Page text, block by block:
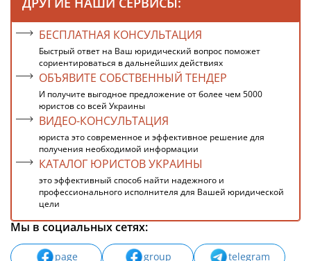
БЕСПЛАТНАЯ КОНСУЛЬТАЦИЯ
Быстрый ответ на Ваш юридический вопрос поможет
сориентироваться в дальнейших действиях
ОБЪЯВИТЕ СОБСТВЕННЫЙ ТЕНДЕР
И получите выгодное предложение от более чем 5000
юристов со всей Украины
ВИДЕО-КОНСУЛЬТАЦИЯ
юриста это современное и эффективное решение для
получения необходимой информации
КАТАЛОГ ЮРИСТОВ УКРАИНЫ
это эффективный способ найти надежного и
профессионального исполнителя для Вашей юридической
цели
Мы в социальных сетях:
page group
telegram